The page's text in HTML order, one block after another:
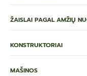
ŽAISLAI PAGAL AMŽIŲ
KONSTRUKTORIAI
MAŠINOS